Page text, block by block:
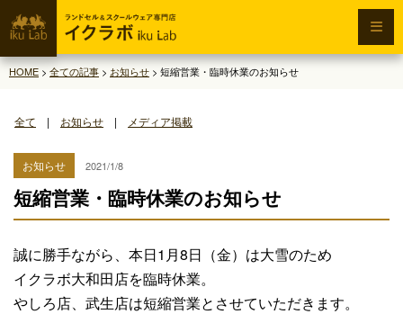
HOME > 全ての記事 > お知らせ > 短縮営業・臨時休業のお知らせ
全て | お知らせ | メディア掲載
お知らせ 2021/1/8
短縮営業・臨時休業のお知らせ
誠に勝手ながら、本日1月8日（金）は大雪のため
イクラボ大和田店を臨時休業。
やしろ店、武生店は短縮営業とさせていただきます。